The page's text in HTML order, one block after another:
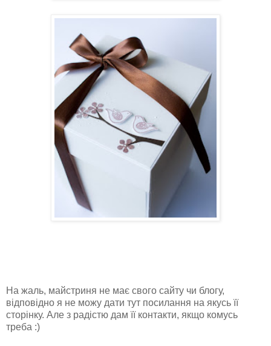
На жаль, майстриня не має свого сайту чи блогу,
відповідно я не можу дати тут посилання на якусь її
сторінку. Але з радістю дам її контакти, якщо комусь
треба :)